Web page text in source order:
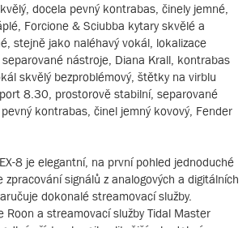
docela pevný kontrabas, činely jemné,
Forcione & Sciubba kytary skvělé a
stejně jako naléhavý vokál, lokalizace
nástroje, Diana Krall, kontrabas
skvělý bezproblémový, štětky na virblu
8.30, prostorově stabilní, separované
kontrabas, činel jemný kovový, Fender
8 je elegantní, na první pohled jednoduché
zpracování signálů z analogových a digitálních
dokonalé streamovací služby.
Roon a streamovací služby Tidal Master